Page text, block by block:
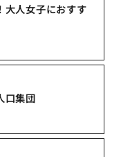
大人女子におすす
口集団